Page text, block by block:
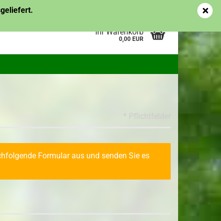
vergessen?
Ihr Warenkorb
0,00 EUR
Ziergehölze
Formular aus und senden Sie es
* Pflichtfelder